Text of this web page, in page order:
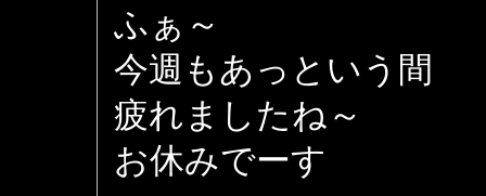
ふぁ～
今週もあっという間
疲れましたね～
お休みでーす